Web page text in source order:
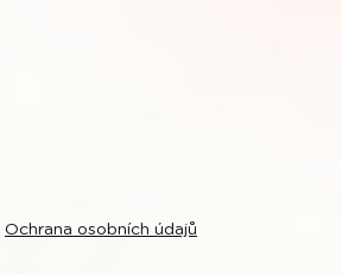
Ochrana osobních údajů